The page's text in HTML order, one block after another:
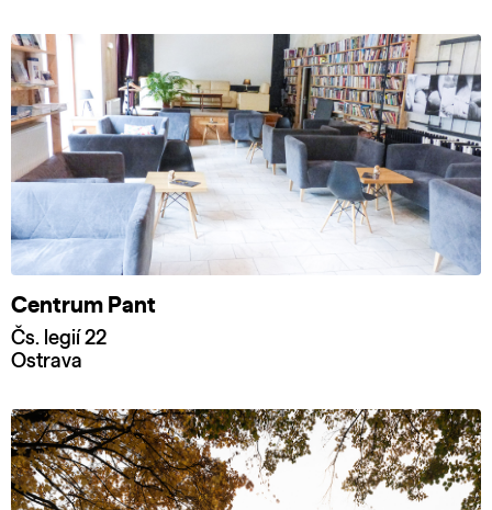
Centrum Pant
Čs. legií 22
Ostrava